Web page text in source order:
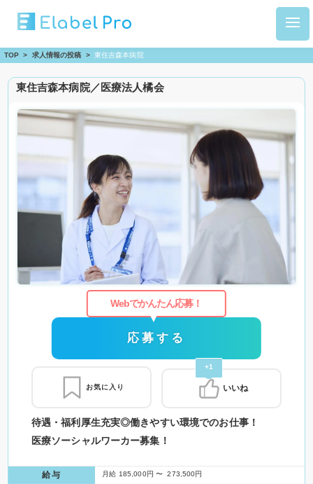
TOP > 求人情報の投稿 > 東住吉森本病院
東住吉森本病院／医療法人橘会
待遇・福利厚生充実◎働きやすい環境でのお仕事！
医療ソーシャルワーカー募集！
Webでかんたん応募！
応募する
お気に入り
+1
いいね
給与 月給 185,000円 〜 273,500円